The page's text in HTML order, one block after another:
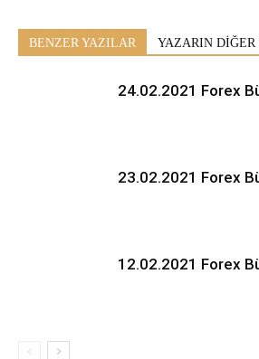
BENZER YAZILAR YAZARIN
24.02.2021 Forex
23.02.2021 Forex
12.02.2021 Forex